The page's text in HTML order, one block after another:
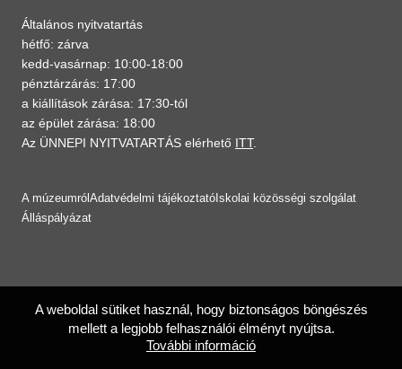
Általános nyitvatartás
hétfő: zárva
kedd-vasárnap: 10:00-18:00
pénztárzárás: 17:00
a kiállítások zárása: 17:30-tól
az épület zárása: 18:00
Az ÜNNEPI NYITVATARTÁS elérhető ITT.
A múzeumról Adatvédelmi tájékoztató Iskolai közösségi szolgálat
Álláspályázat
A weboldal sütiket használ, hogy biztonságos böngészés
mellett a legjobb felhasználói élményt nyújtsa.
További információ